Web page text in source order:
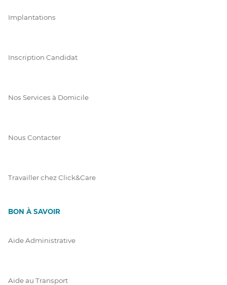
Implantations
Inscription Candidat
Nos Services à Domicile
Nous Contacter
Travailler chez Click&Care
BON À SAVOIR
Aide Administrative
Aide au Transport